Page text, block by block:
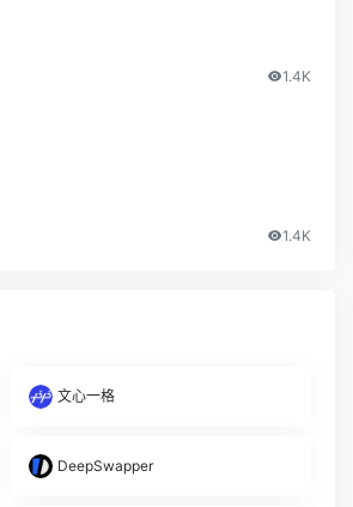
1.4K
1.4K
文心一格
DeepSwapper